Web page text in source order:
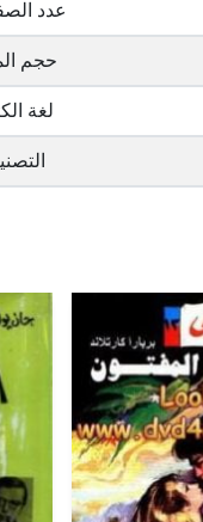
عدد
حجم
لغة